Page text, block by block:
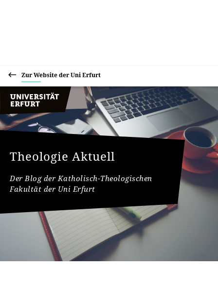
Zur Website der Uni Erfurt
Theologie Aktuell
Der Blog der Katholisch-Theologischen
Fakultät der Uni Erfurt